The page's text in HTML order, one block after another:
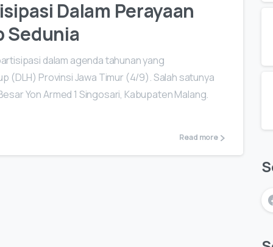
Dalam Perayaan
Sedunia
dalam agenda tahunan yang
(DLH) Provinsi Jawa Timur (4/9). Salah satunya
Yon Armed 1 Singosari, Kabupaten Malang.
Read more